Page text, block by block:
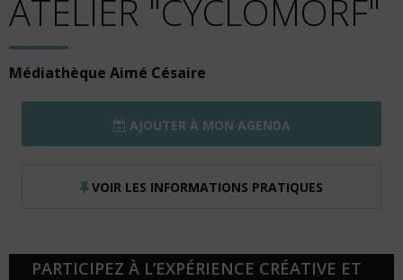
ATELIER "CYCLOMORF"
Médiathèque Aimé Césaire
AJOUTER À MON AGENDA
VOIR LES INFORMATIONS PRATIQUES
PARTICIPEZ À L’EXPÉRIENCE CRÉATIVE ET